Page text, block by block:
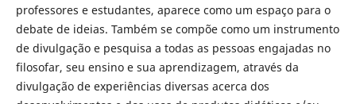
professores e estudantes, aparece como um espaço para o
debate de ideias. Também se compõe como um instrumento
de divulgação e pesquisa a todas as pessoas engajadas no
filosofar, seu ensino e sua aprendizagem, através da
divulgação de experiências diversas acerca dos